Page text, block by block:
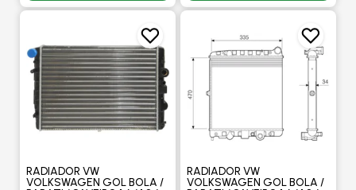
RADIADOR VW
VOLKSWAGEN GOL BOLA /
RADIADOR VW
VOLKSWAGEN GOL BOLA /